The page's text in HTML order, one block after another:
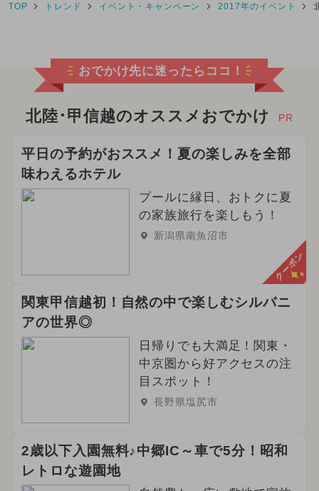
2024年4月のイベント
2025年3月のイベント キャラクター
2024年5月のイベント
2026年1月のイベント
夏休み（日帰り）
2024年10月のイベント
2024年6月のイベント
2024年11月のイベント
2025年1月のイベント
2026年9月のイベント
2024年12月のイベント 絶景
雪遊び 冬休み 雨の日OK
2024年3月のイベント
TOP トレンド イベント・キャンペーン 2017年のイベント
おでかけ先に迷ったらココ！
北陸･甲信越のオススメおでかけ PR
平日の予約がおススメ！夏の楽しみを全部
味わえるホテル
プールに縁日、おトクに夏
の家族旅行を楽しもう！
新潟県南魚沼市
クーポン
関東甲信越初！自然の中で楽しむシルバニ
アの世界◎
日帰りでも大満足！関東・
中京圏から好アクセスの注
目スポット！
長野県塩尻市
2歳以下入園無料♪中郷IC～車で5分！昭和
レトロな遊園地